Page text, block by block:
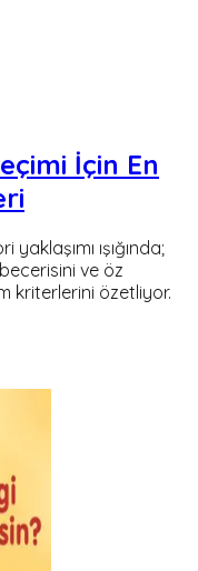
İçin En
ışığında;
ve öz
kriterlerini özetliyor.